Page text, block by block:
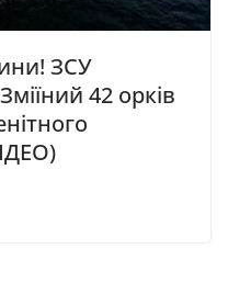
ЗСУ
42 орків